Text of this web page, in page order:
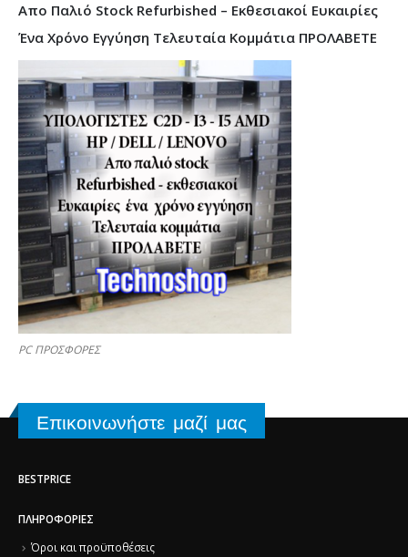
Απο Παλιό Stock Refurbished – Εκθεσιακοί Ευκαιρίες
Ένα Χρόνο Εγγύηση Τελευταία Κομμάτια ΠΡΟΛΑΒΕΤΕ
PC ΠΡΟΣΦΟΡΕΣ
Επικοινωνήστε μαζί μας
BESTPRICE
ΠΛΗΡΟΦΟΡΊΕΣ
Όροι και προϋποθέσεις